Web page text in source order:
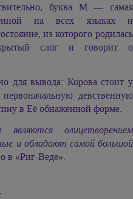
буква М — самая
на всех языках и
из которого родилась
слог и говорит о
для вывода: Корова стоит у
девственную
в Её обнажённой форме.
олицетворением
и обладают самой большой
в «Риг-Веде».